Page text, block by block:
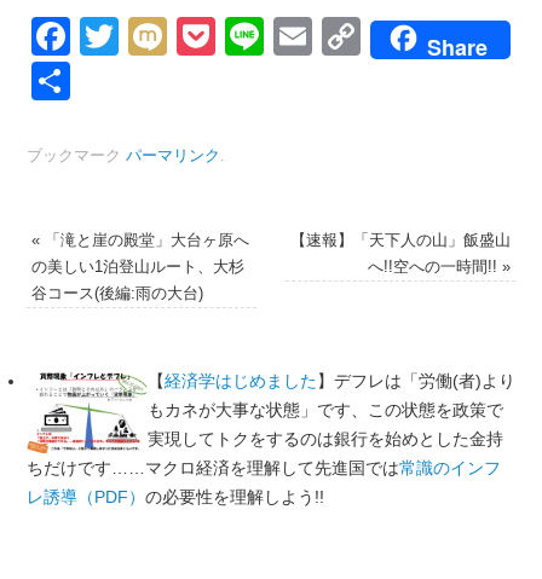
Facebook
Twitter
MixiPocket
LineEmailCopyShare
ブックマーク パーマリンク .
«「滝と崖の殿堂」大台ヶ原へ
の美しい1泊登山ルート、大杉
谷コース(後編:雨の大台)
【速報】「天下人の山」飯盛山
へ!!空への一時間!!»
【経済学はじめました】デフレは「労働(者)より
もカネが大事な状態」です、この状態を政策で
実現してトクをするのは銀行を始めとした金持
ちだけです……マクロ経済を理解して先進国では常識のインフ
レ誘導（PDF） の必要性を理解しよう!!